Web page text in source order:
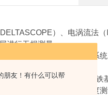
朋友！有什么可以帮
）、电涡流法
进行无损测量。
测量需求选配不同的测量系
和FMP30 机型适用于测量铁
FMP30 机型是专为高精度